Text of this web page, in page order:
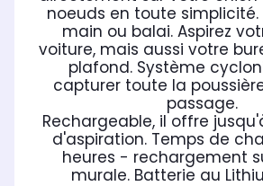
Puissance d'aspiration
maximale
12 airwatts
Puissance
maximale
120
noeuds en toute simplicité.
main ou balai. Aspirez
voiture, mais aussi votre
plafond. Système
capturer toute la
passage.
Rechargeable, il offre
d'aspiration. Temps de
heures - rechargement
murale. Batterie au